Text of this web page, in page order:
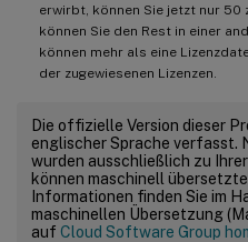
erwirbt, können Sie jetzt nur 50
können Sie den Rest in einer
können mehr als eine
der zugewiesenen Lizenzen.
Die offizielle Version dieser
englischer Sprache verfasst.
wurden ausschließlich zu
können maschinell
Informationen finden Sie im
maschinellen Übersetzung
auf Cloud Software Group